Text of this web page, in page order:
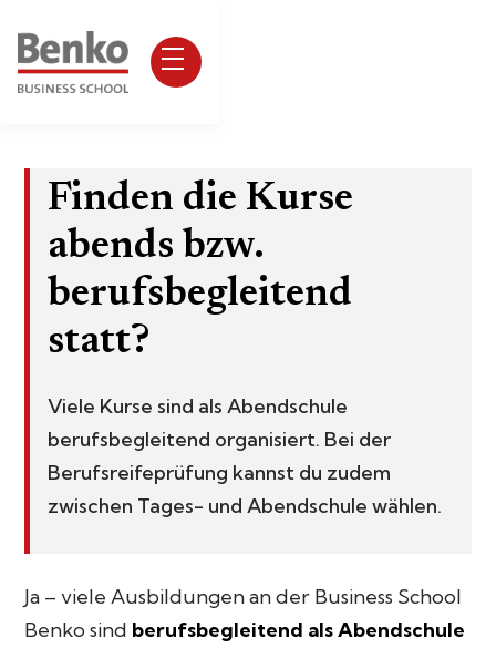
Finden die Kurse
abends bzw.
berufsbegleitend
statt?
Viele Kurse sind als Abendschule
berufsbegleitend organisiert. Bei der
Berufsreifeprüfung kannst du zudem
zwischen Tages- und Abendschule wählen.
Ja – viele Ausbildungen an der Business School
Benko sind berufsbegleitend als Abendschule